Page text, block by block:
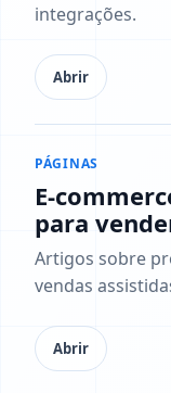
integrações.
Abrir
PÁGINAS
E-
para
Artigos sobre
vendas
Abrir